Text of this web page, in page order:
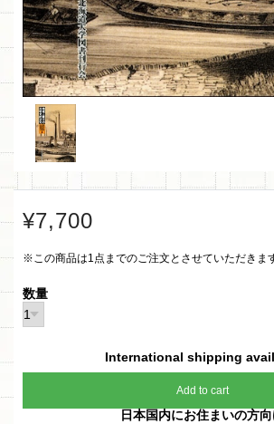
¥7,700
※この商品は1点までのご注文とさせていただきま
数量
International shipping
Add to cart
日本国内にお住まいの方